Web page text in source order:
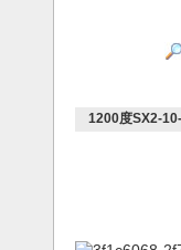
1200度SX2-